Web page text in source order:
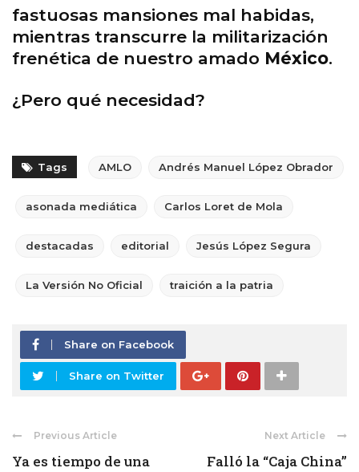
fastuosas mansiones mal habidas,
mientras transcurre la militarización
frenética de nuestro amado México.
¿Pero qué necesidad?
Tags AMLO Andrés Manuel López Obrador
asonada mediática Carlos Loret de Mola
destacadas editorial Jesús López Segura
La Versión No Oficial traición a la patria
Share on Facebook
Share on Twitter
Previous Article
Ya es tiempo de una
Next Article
Falló la “Caja China”